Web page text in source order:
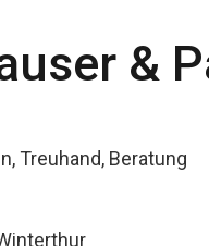
&
Treuhand, Beratung